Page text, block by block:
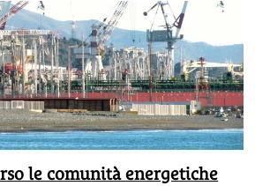
le comunità energetiche